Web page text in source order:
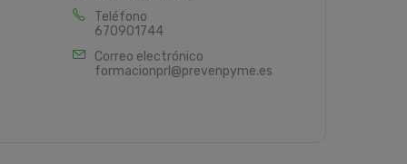
Teléfono
670901744
Correo electrónico
formacionprl@prevenpyme.es